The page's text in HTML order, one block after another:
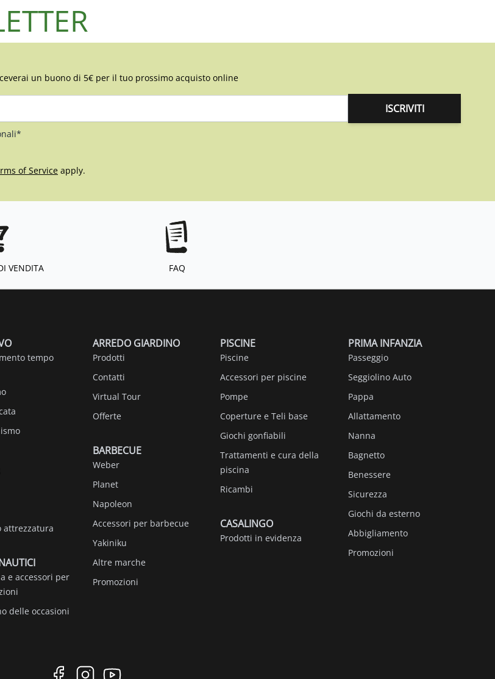
un buono di 5€ per il tuo prossimo acquisto online
ISCRIVITI
of Service apply.
VENDITA FAQ
tempo
attrezzatura
e accessori per
delle occasioni
ARREDO GIARDINO
Prodotti
Contatti
Virtual Tour
Offerte
BARBECUE
Weber
Planet
Napoleon
Accessori per barbecue
Yakiniku
Altre marche
Promozioni
PISCINE
Piscine
Accessori per piscine
Pompe
Coperture e Teli base
Giochi gonfiabili
Trattamenti e cura della
piscina
Ricambi
CASALINGO
Prodotti in evidenza
PRIMA INFANZIA
Passeggio
Seggiolino Auto
Pappa
Allattamento
Nanna
Bagnetto
Benessere
Sicurezza
Giochi da esterno
Abbigliamento
Promozioni